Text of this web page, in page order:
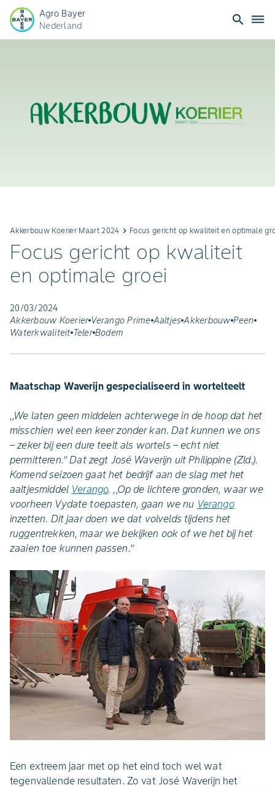
Agro Bayer
Nederland
search dehaze
Akkerbouw Koerier Maart 2024 keyboard_arrow_right Focus gericht op kwaliteit en optimale
Focus gericht op kwaliteit
en optimale groei
20/03/2024
Akkerbouw Koerier Verango Prime Aaltjes Akkerbouw Peen
Waterkwaliteit Teler Bodem
Maatschap Waverijn gespecialiseerd in wortelteelt
,,We laten geen middelen achterwege in de hoop dat het
misschien wel een keer zonder kan. Dat kunnen we ons
– zeker bij een dure teelt als wortels – echt niet
permitteren.’’ Dat zegt José Waverijn uit Philippine (Zld.).
Komend seizoen gaat het bedrijf aan de slag met het
aaltjesmiddel Verango. ,,Op de lichtere gronden, waar we
voorheen Vydate toepasten, gaan we nu Verango
inzetten. Dit jaar doen we dat volvelds tijdens het
ruggentrekken, maar we bekijken ook of we het bij het
zaaien toe kunnen passen.’’
Een extreem jaar met op het eind toch wel wat
tegenvallende resultaten. Zo vat José Waverijn het